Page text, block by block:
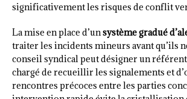
significativement les risques de conflit
La mise en place d’unsystème gradué
traiter les incidents mineurs avant qu’ils
conseil syndical peut désigner un
chargé de recueillir les signalements et
rencontres précoces entre les parties